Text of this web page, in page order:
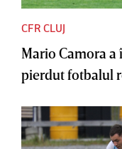
CFR CLUJ
Mario Camora a
pierdut fotbalul